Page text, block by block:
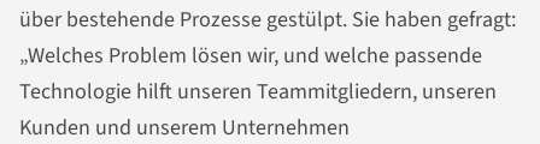
über bestehende Prozesse gestülpt. Sie haben gefragt:
„Welches Problem lösen wir, und welche passende
Technologie hilft unseren Teammitgliedern, unseren
Kunden und unserem Unternehmen